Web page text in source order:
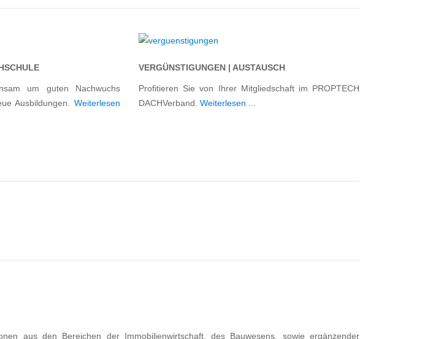
um guten Nachwuchs
Ausbildungen. Weiterlesen
VERGÜNSTIGUNGEN | AUSTAUSCH
Profitieren Sie von Ihrer Mitgliedschaft im PROPTECH
DACHVerband. Weiterlesen ...
aus den Bereichen der Immobilienwirtschaft, des Bauwesens, sowie ergänzender